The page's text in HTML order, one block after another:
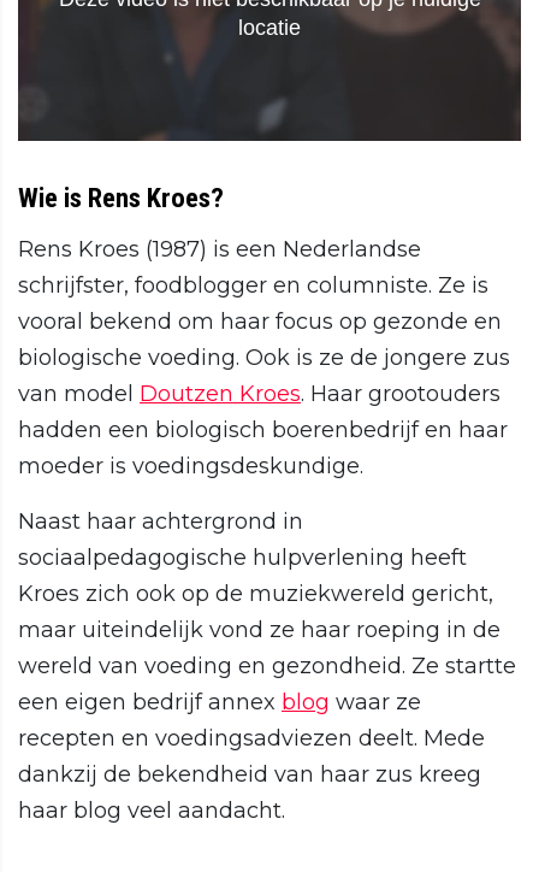
Wie is Rens Kroes?
Rens Kroes (1987) is een Nederlandse
schrijfster, foodblogger en columniste. Ze is
vooral bekend om haar focus op gezonde en
biologische voeding. Ook is ze de jongere zus
van model Doutzen Kroes. Haar grootouders
hadden een biologisch boerenbedrijf en haar
moeder is voedingsdeskundige.
Naast haar achtergrond in
sociaalpedagogische hulpverlening heeft
Kroes zich ook op de muziekwereld gericht,
maar uiteindelijk vond ze haar roeping in de
wereld van voeding en gezondheid. Ze startte
een eigen bedrijf annex blog waar ze
recepten en voedingsadviezen deelt. Mede
dankzij de bekendheid van haar zus kreeg
haar blog veel aandacht.